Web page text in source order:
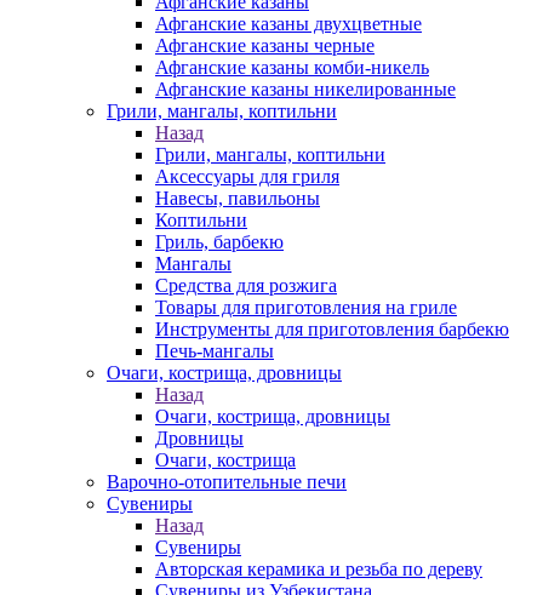
Афганские казаны двухцветные
Афганские казаны черные
Афганские казаны комби-никель
Афганские казаны никелированные
Грили, мангалы, коптильни
Назад
Грили, мангалы, коптильни
Аксессуары для гриля
Навесы, павильоны
Коптильни
Гриль, барбекю
Мангалы
Средства для розжига
Товары для приготовления на гриле
Инструменты для приготовления барбекю
Печь-мангалы
Очаги, кострища, дровницы
Назад
Очаги, кострища, дровницы
Дровницы
Очаги, кострища
Варочно-отопительные печи
Сувениры
Назад
Сувениры
Авторская керамика и резьба по дереву
Сувениры из Узбекистана